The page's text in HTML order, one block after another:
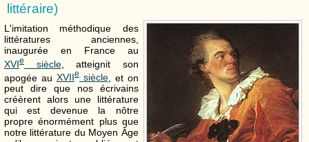
littéraire)
L'imitation méthodique des
littératures anciennes,
inaugurée en France au
XVIe siècle, atteignit son
apogée au XVIIesiècle, et on
peut dire que nos écrivains
créèrent alors une littérature
qui est devenue la nôtre
propre énormément plus que
notre littérature du Moyen Âge